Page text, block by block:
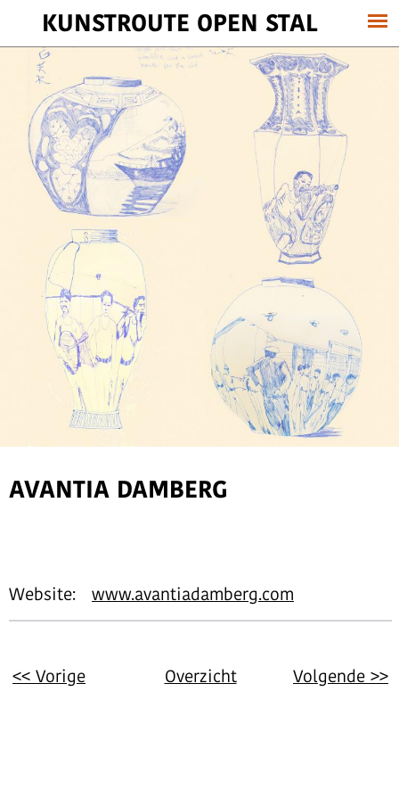
KUNSTROUTE OPEN STAL
AVANTIA DAMBERG
Website: www.avantiadamberg.com
<< Vorige Overzicht Volgende >>